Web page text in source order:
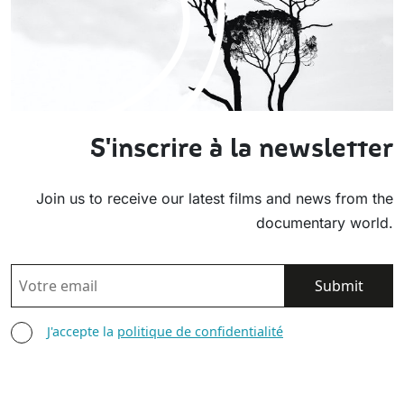
S'inscrire à la newsletter
Join us to receive our latest films and news from the
documentary world.
EMAIL
AGREE TERMS
J'accepte la politique de confidentialité